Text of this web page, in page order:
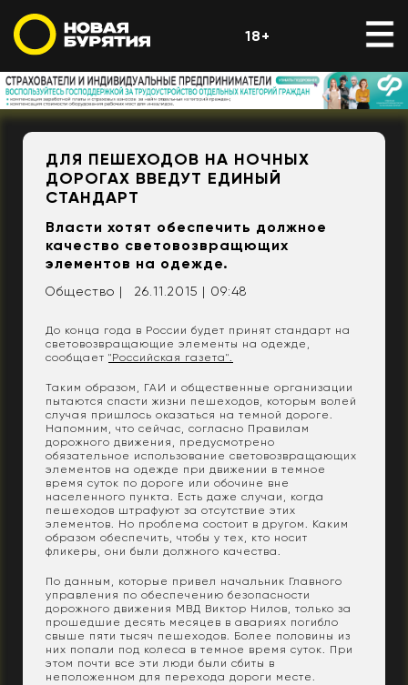
18+
ДЛЯ ПЕШЕХОДОВ НА НОЧНЫХ
ДОРОГАХ ВВЕДУТ ЕДИНЫЙ
СТАНДАРТ
Власти хотят обеспечить должное
качество световозвращющих
элементов на одежде.
Общество | 26.11.2015 | 09:48
До конца года в России будет принят стандарт на
световозвращающие элементы на одежде,
сообщает "Российская газета".
Таким образом, ГАИ и общественные организации
пытаются спасти жизни пешеходов, которым волей
случая пришлось оказаться на темной дороге.
Напомним, что сейчас, согласно Правилам
дорожного движения, предусмотрено
обязательное использование световозвращающих
элементов на одежде при движении в темное
время суток по дороге или обочине вне
населенного пункта. Есть даже случаи, когда
пешеходов штрафуют за отсутствие этих
элементов. Но проблема состоит в другом. Каким
образом обеспечить, чтобы у тех, кто носит
фликеры, они были должного качества.
По данным, которые привел начальник Главного
управления по обеспечению безопасности
дорожного движения МВД Виктор Нилов, только за
прошедшие десять месяцев в авариях погибло
свыше пяти тысяч пешеходов. Более половины из
них попали под колеса в темное время суток. При
этом почти все эти люди были сбиты в
неположенном для перехода дороги месте.